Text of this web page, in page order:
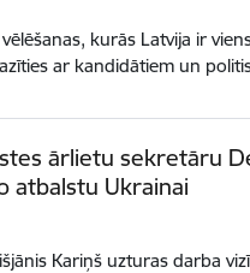
kurās Latvija ir
ar kandidātiem un
ārlietu sekretāru
atbalstu Ukrainai
Kariņš uzturas darba